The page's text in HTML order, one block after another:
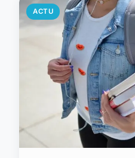
ACTU